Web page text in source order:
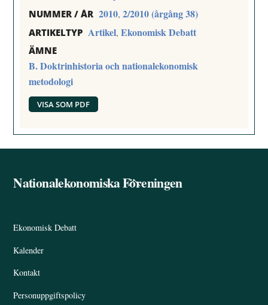
NUMMER / ÅR 2010,2/2010 (årgång 38)
ARTIKELTYP Artikel,Ekonomisk Debatt
ÄMNE
B. Doktrinhistoria och nationalekonomisk
metodologi
VISA SOM PDF
Back
Nationalekonomiska Föreningen
Ekonomisk Debatt
Kalender
Kontakt
Personuppgiftspolicy